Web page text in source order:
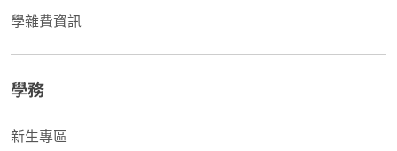
學雜費資訊
學務
新生專區